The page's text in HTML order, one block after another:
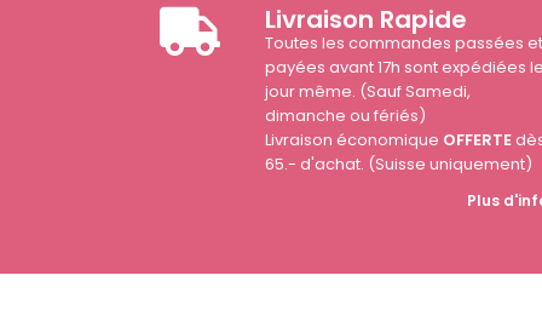
Livraison Rapide
Toutes les commandes passées
payées avant 17h sont expédiées
jour même. (Sauf Samedi,
dimanche ou fériés)
Livraison économique OFFERTE
65.- d'achat. (Suisse uniquement)
Plus